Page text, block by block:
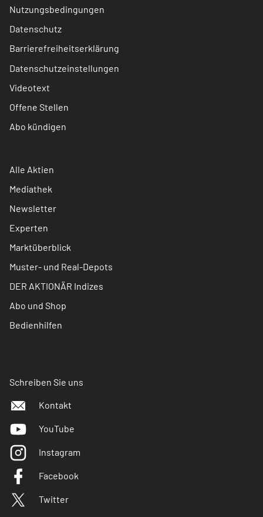
Nutzungsbedingungen
Datenschutz
Barrierefreiheitserklärung
Datenschutzeinstellungen
Videotext
Offene Stellen
Abo kündigen
Alle Aktien
Mediathek
Newsletter
Experten
Marktüberblick
Muster- und Real-Depots
DER AKTIONÄR Indizes
Abo und Shop
Bedienhilfen
Schreiben Sie uns
Kontakt
YouTube
Instagram
Facebook
Twitter